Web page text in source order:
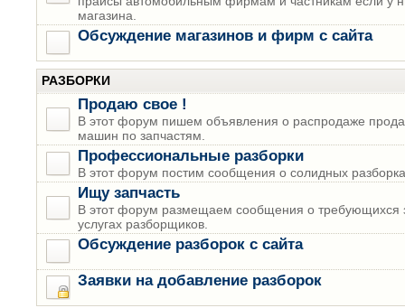
магазина.
Обсуждение магазинов и фирм с сайта
РАЗБОРКИ
Продаю свое !
В этот форум пишем объявления о распродаже
машин по запчастям.
Профессиональные разборки
В этот форум постим сообщения о солидных
Ищу запчасть
В этот форум размещаем сообщения о требующихся
услугах разборщиков.
Обсуждение разборок с сайта
Заявки на добавление разборок